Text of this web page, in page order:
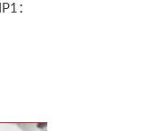
：